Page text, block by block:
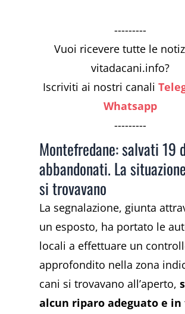
---------
Vuoi ricevere tutte le
vitadacani.info?
Iscriviti ai nostri canali
Whatsapp
---------
Montefredane: salvati 19
abbandonati. La
si trovavano
La segnalazione, giunta
un esposto, ha portato le
locali a effettuare un
approfondito nella zona
cani si trovavano all’aperto,
alcun riparo adeguato e